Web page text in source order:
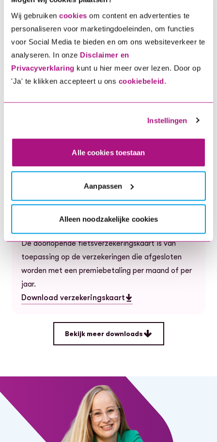
Wij gebruiken cookies om content en advertenties te
personaliseren voor marketingdoeleinden, om functies
voor Social Media te bieden en om ons websiteverkeer te
analyseren. In onze Disclaimer en
Privacyverklaring kunt u hier meer over lezen. Door op
'Ja' te klikken accepteert u ons cookiebeleid.
Instellingen
Alle cookies toestaan
Aanpassen
Alleen noodzakelijke cookies
Download FE42026
— FE042025
Voorwaarden fiets en e-bikeverzekering.
Download FE202304
Verzekeringskaart (IPID) - Doorlopende
De doorlopende fietsverzekeringskaart is van
toepassing op de verzekeringen die afgesloten
worden met een premiebetaling per maand of per
jaar.
Download verzekeringskaart
— Verzekeringskaart (IPID) - Doorlopende verzekering
Bekijk meer downloads